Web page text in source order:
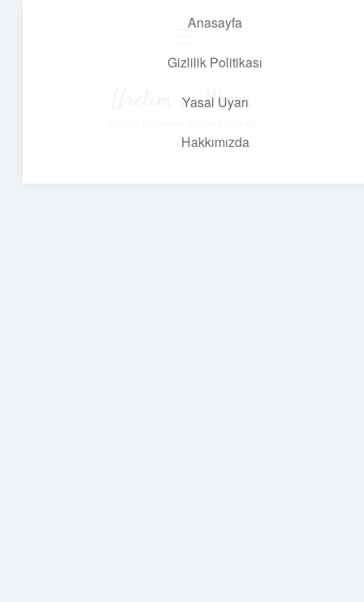
Anasayfa
Gizlilik Politikası
Yasal Uyarı
Hakkımızda
Üretim ve İlham